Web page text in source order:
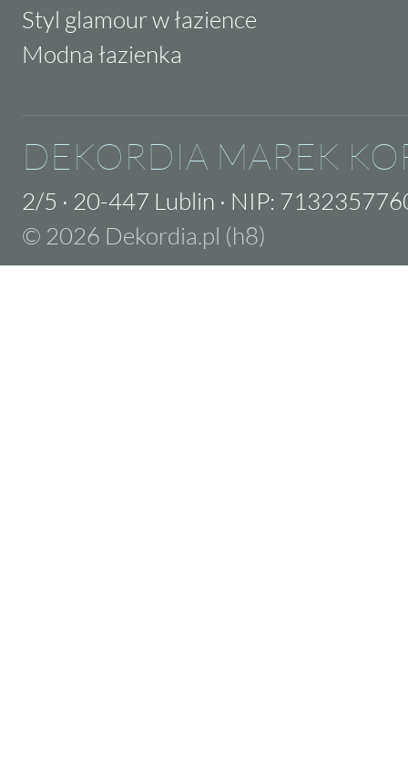
Styl glamour w łazience
Modna łazienka
DEKORDIA MAREK
2/5 · 20-447 Lublin · NIP:
© 2026 Dekordia.pl (h8)